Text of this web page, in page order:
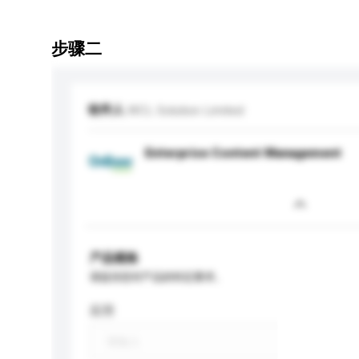
步骤二
收件人
Enterprise Content Management
产品规格